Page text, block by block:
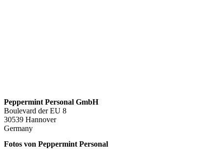
Peppermint Personal GmbH
Boulevard der EU 8
30539 Hannover
Germany
Fotos von Peppermint Personal